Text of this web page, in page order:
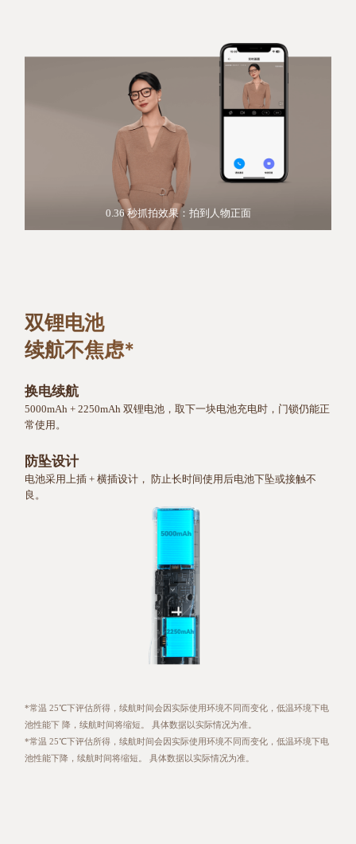
0.36 秒抓拍效果：拍到人物正面
双锂电池
续航不焦虑*
换电续航
5000mAh + 2250mAh 双锂电池，取下一块电池充电时，门锁仍能正
常使用。
防坠设计
电池采用上插 + 横插设计， 防止长时间使用后电池下坠或接触不
良。
*常温 25℃下评估所得，续航时间会因实际使用环境不同而变化，低温环境下电
池性能下 降，续航时间将缩短。 具体数据以实际情况为准。
*常温 25℃下评估所得，续航时间会因实际使用环境不同而变化，低温环境下电
池性能下降，续航时间将缩短。 具体数据以实际情况为准。